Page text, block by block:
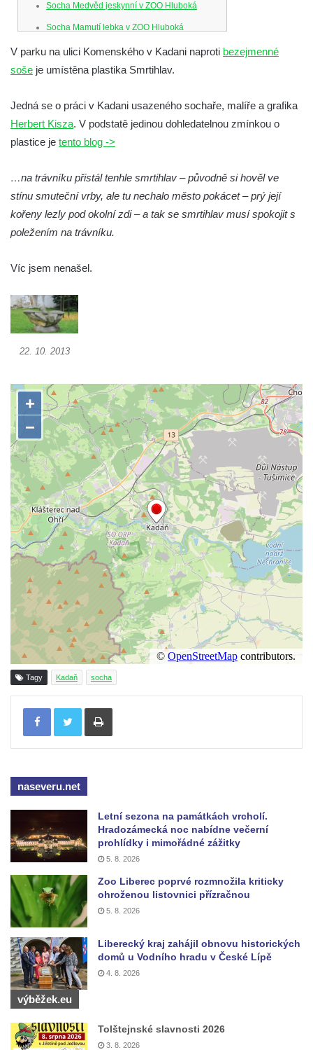
Socha Medvěd jeskynní v ZOO Hluboká
Socha Mamutí lebka v ZOO Hluboká
Socha Mamut srstnatý v ZOO Hluboká
Socha Orel v ZOO Hluboká
Socha Přátelství v ZOO Hluboká
Socha Matka příroda v ZOO Hluboká
Socha Kudlanka v ZOO Hluboká
Socha Vlčice s mládětem v ZOO Hluboká
Socha Rys číhající na srnu v ZOO Hluboká
Socha Tygr v ZOO Hluboká
Socha Kozorožec horský v ZOO Hluboká
Socha Včela v ZOO Hluboká
Socha Housenka v ZOO Hluboká
Socha Rosomák v ZOO Hluboká
Socha Beruška v ZOO Hluboká
Socha Vážka v ZOO Hluboká
Socha Volavka v ZOO Hluboká
Flamingo trůn v ZOO Hluboká
Lavička Kůň Převalského v ZOO Hluboká
Lysá nad Labem, barokní město Šporkovo
Socha Opičákovník v ZOO Hluboká
Socha Roháč v ZOO Hluboká
Socha Mystik v ZOO Hluboká
Reliéf Rodina a práce na budově záložny
čp. 69/1 v Českých Budějovicích
Socha Jana Valeria Jirsíka u Černé věže v
Českých Budějovicích
Socha Krista klesajícího pod křížem u
kostela svatého Mikuláše v Českých
Socha svatého Jana Nepomuckého u
Budějovicích
Socha S tebou v parku na Senovážném
náměstí v Českých Budějovicích
Socha Tornádo v parku na Senovážném
Sousoší Humanoidi na Lannově třídě v
Českých Budějovicích
Pomník Vojtěcha Adalberta Lanny v parku
Na Sadech v Českých Budějovicích
Pomník Přemysla Otakara II. v parku Na
Sadech v Českých Budějovicích
Socha Mateřství v parku Na Sadech v
Českých Budějovicích
V parku na ulici Komenského v Kadani naproti bezejmenné
soše je umístěna plastika Smrtihlav.
Jedná se o práci v Kadani usazeného sochaře, malíře a grafika
Herbert Kisza. V podstatě jedinou dohledatelnou zmínkou o
plastice je tento blog ->
…na trávníku přistál tenhle smrtihlav – původně si hověl ve
stínu smuteční vrby, ale tu nechalo město pokácet – prý její
kořeny lezly pod okolní zdi – a tak se smrtihlav musí spokojit s
poležením na trávníku.
Víc jsem nenašel.
22. 10. 2013
Tagy Kadaň socha
Tisknout
naseveru.net
Letní sezona na památkách vrcholí.
Hradozámecká noc nabídne večerní
prohlídky i mimořádné zážitky
5. 8. 2026
Zoo Liberec poprvé rozmnožila kriticky
ohroženou listovnici přízračnou
5. 8. 2026
Liberecký kraj zahájil obnovu historických
domů u Vodního hradu v České Lípě
4. 8. 2026
výběžek.eu
Tolštejnské slavnosti 2026
3. 8. 2026